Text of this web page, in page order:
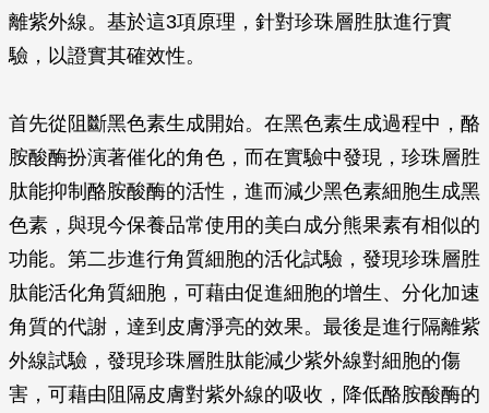
離紫外線。基於這3項原理，針對珍珠層胜肽進行實
驗，以證實其確效性。
首先從阻斷黑色素生成開始。在黑色素生成過程中，酪
胺酸酶扮演著催化的角色，而在實驗中發現，珍珠層胜
肽能抑制酪胺酸酶的活性，進而減少黑色素細胞生成黑
色素，與現今保養品常使用的美白成分熊果素有相似的
功能。第二步進行角質細胞的活化試驗，發現珍珠層胜
肽能活化角質細胞，可藉由促進細胞的增生、分化加速
角質的代謝，達到皮膚淨亮的效果。最後是進行隔離紫
外線試驗，發現珍珠層胜肽能減少紫外線對細胞的傷
害，可藉由阻隔皮膚對紫外線的吸收，降低酪胺酸酶的